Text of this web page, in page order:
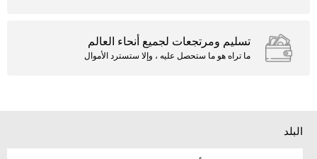
تسليم ومرتجعات لجميع أنحاء العالم
ما تراه هو ما ستحصل عليه ، وإلا ستسترد الأموال
البلد